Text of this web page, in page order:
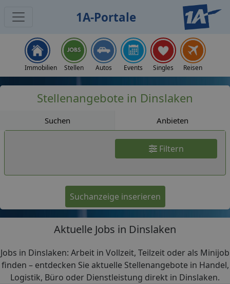
1A-Portale
Immobilien Stellen Autos Events Singles Reisen
Stellenangebote in Dinslaken
Suchen Anbieten
Filtern
Suchanzeige inserieren
Aktuelle Jobs in Dinslaken
Jobs in Dinslaken: Arbeit in Vollzeit, Teilzeit oder als Minijob
finden – entdecken Sie aktuelle Stellenangebote in Handel,
Logistik, Büro oder Dienstleistung direkt in Dinslaken.